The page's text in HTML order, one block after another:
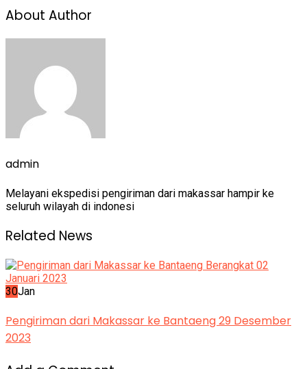
About Author
admin
Melayani ekspedisi pengiriman dari makassar hampir ke
seluruh wilayah di indonesi
Related News
30Jan
Pengiriman dari Makassar ke Bantaeng 29 Desember
2023